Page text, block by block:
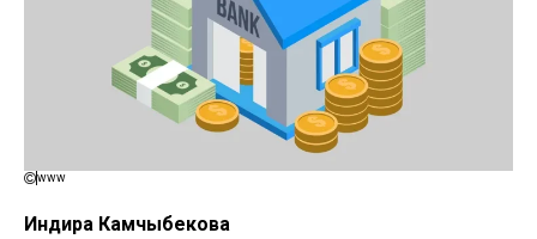
www
Индира Камчыбекова